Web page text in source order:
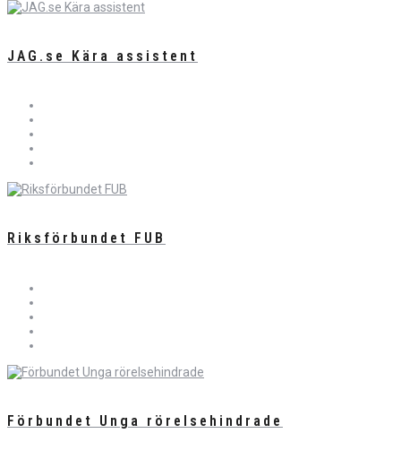
JAG.se Kära assistent
Riksförbundet FUB
Förbundet Unga rörelsehindrade